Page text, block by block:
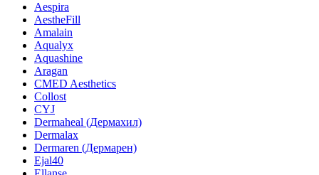
Aespira
AestheFill
Amalain
Aqualyx
Aquashine
Aragan
CMED Aesthetics
Collost
CYJ
Dermaheal (Дермахил)
Dermalax
Dermaren (Дермарен)
Ejal40